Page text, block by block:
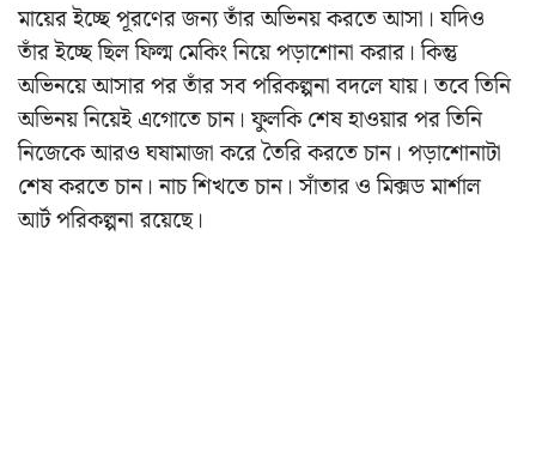
মায়ের ইচ্ছে পূরণের জন্য তাঁর অভিনয় করতে আসা। যদিও
তাঁর ইচ্ছে ছিল ফিল্ম মেকিং নিয়ে পড়াশোনা করার। কিন্তু
অভিনয়ে আসার পর তাঁর সব পরিকল্পনা বদলে যায়। তবে তিনি
অভিনয় নিয়েই এগোতে চান। ফুলকি শেষ হাওয়ার পর তিনি
নিজেকে আরও ঘষামাজা করে তৈরি করতে চান। পড়াশোনাটা
শেষ করতে চান। নাচ শিখতে চান। সাঁতার ও মিক্সড মার্শাল
আর্ট পরিকল্পনা রয়েছে।